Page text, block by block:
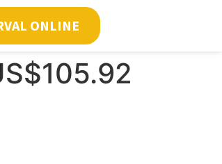
ONLINE